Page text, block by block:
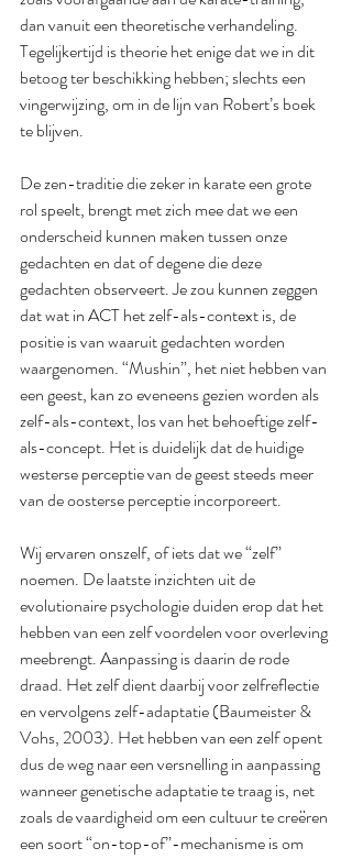
dan vanuit een theoretische verhandeling.
Tegelijkertijd is theorie het enige dat we in dit
betoog ter beschikking hebben; slechts een
vingerwijzing, om in de lijn van Robert’s boek
te blijven.
De zen-traditie die zeker in karate een grote
rol speelt, brengt met zich mee dat we een
onderscheid kunnen maken tussen onze
gedachten en dat of degene die deze
gedachten observeert. Je zou kunnen zeggen
dat wat in ACT het zelf-als-context is, de
positie is van waaruit gedachten worden
waargenomen. “Mushin”, het niet hebben van
een geest, kan zo eveneens gezien worden als
zelf-als-context, los van het behoeftige zelf-
als-concept. Het is duidelijk dat de huidige
westerse perceptie van de geest steeds meer
van de oosterse perceptie incorporeert.
Wij ervaren onszelf, of iets dat we “zelf”
noemen. De laatste inzichten uit de
evolutionaire psychologie duiden erop dat het
hebben van een zelf voordelen voor overleving
meebrengt. Aanpassing is daarin de rode
draad. Het zelf dient daarbij voor zelfreflectie
en vervolgens zelf-adaptatie (Baumeister &
Vohs, 2003). Het hebben van een zelf opent
dus de weg naar een versnelling in aanpassing
wanneer genetische adaptatie te traag is, net
zoals de vaardigheid om een cultuur te creëren
een soort “on-top-of”-mechanisme is om